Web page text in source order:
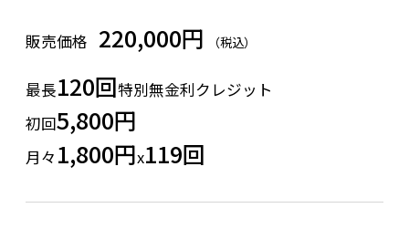
販売価格 220,000円 （税込）
最長120回特別無金利クレジット
初回5,800円
月々 1,800円x119回